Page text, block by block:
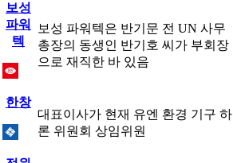
보성
파워
텍
보성 파워텍은 반기문 전 UN 사무
총장의 동생인 반기호 씨가 부회장
으로 재직한 바 있음
한창
대표이사가 현재 유엔 환경 기구 하
론 위원회 상임위원